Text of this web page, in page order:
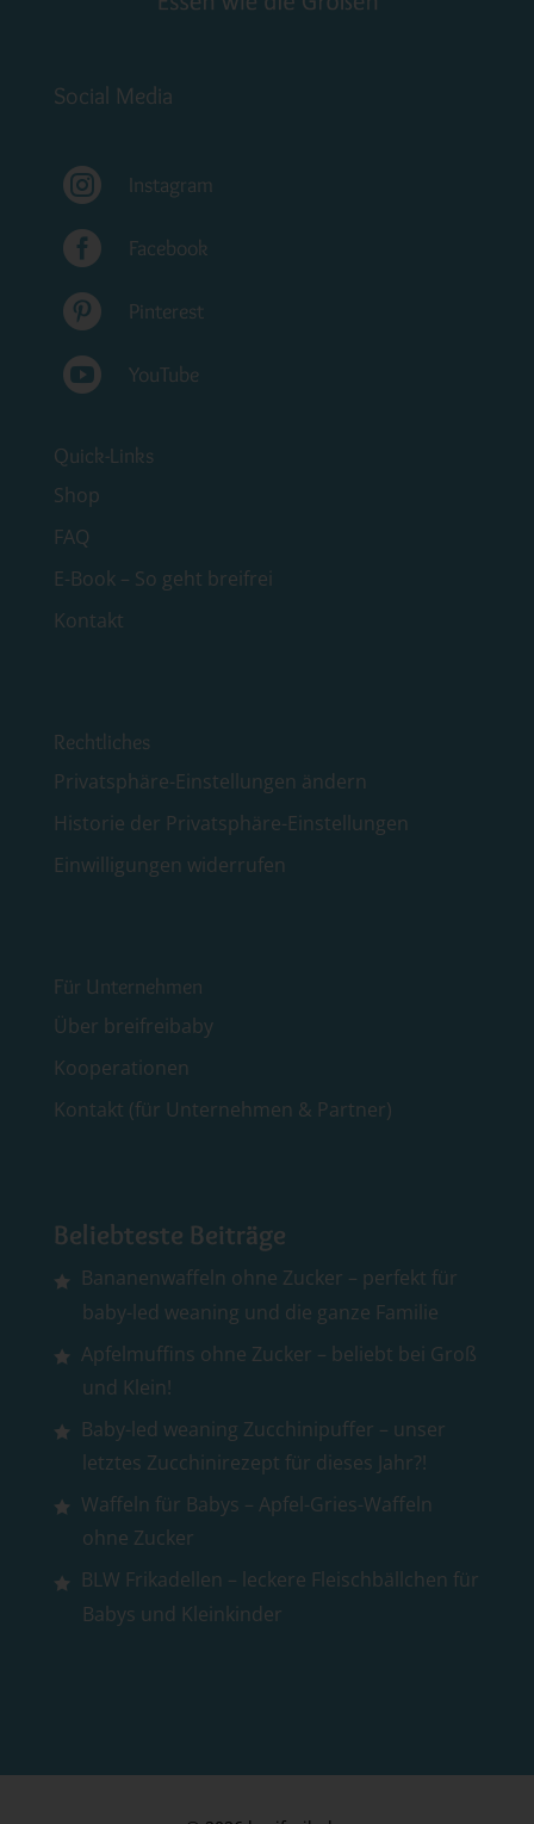
Social Media
 Instagram
 Facebook
 Pinterest
 YouTube
Quick-Links
Shop
FAQ
E-Book – So geht breifrei
Kontakt
Rechtliches
Privatsphäre-Einstellungen ändern
Historie der Privatsphäre-Einstellungen
Einwilligungen widerrufen
Für Unternehmen
Über breifreibaby
Kooperationen
Kontakt (für Unternehmen & Partner)
Beliebteste Beiträge
Bananenwaffeln ohne Zucker – perfekt für
baby-led weaning und die ganze Familie
Apfelmuffins ohne Zucker – beliebt bei Groß
und Klein!
Baby-led weaning Zucchinipuffer – unser
letztes Zucchinirezept für dieses Jahr?!
Waffeln für Babys – Apfel-Gries-Waffeln
ohne Zucker
BLW Frikadellen – leckere Fleischbällchen für
Babys und Kleinkinder